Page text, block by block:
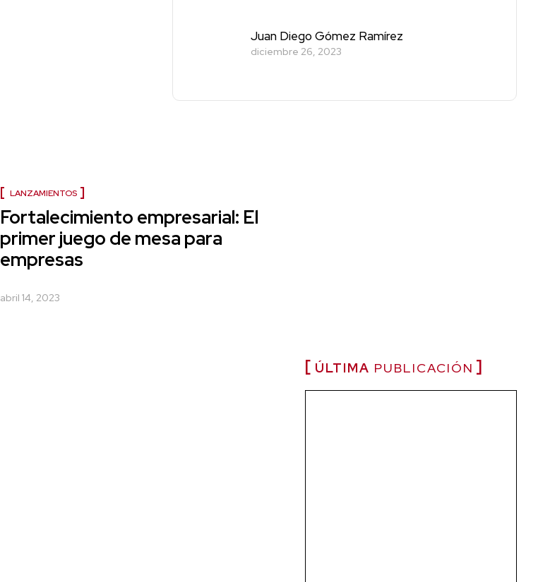
Juan Diego Gómez Ramírez
diciembre 26, 2023
LANZAMIENTOS
Fortalecimiento empresarial: El
primer juego de mesa para
empresas
abril 14, 2023
ÚLTIMA PUBLICACIÓN